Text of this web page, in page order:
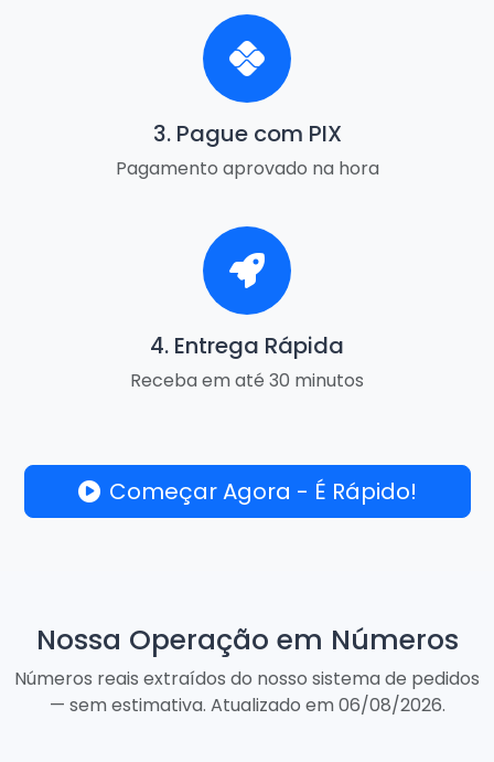
3. Pague com PIX
Pagamento aprovado na hora
4. Entrega Rápida
Receba em até 30 minutos
Começar Agora - É Rápido!
Nossa Operação em Números
Números reais extraídos do nosso sistema de pedidos
— sem estimativa. Atualizado em 06/08/2026.